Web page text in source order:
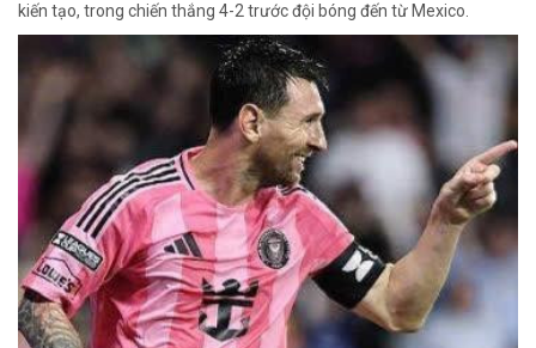
kiến tạo, trong chiến thắng 4-2 trước đội bóng đến từ Mexico.